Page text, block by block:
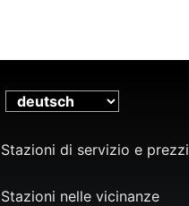
Stazioni di servizio e prezzi
Stazioni nelle vicinanze